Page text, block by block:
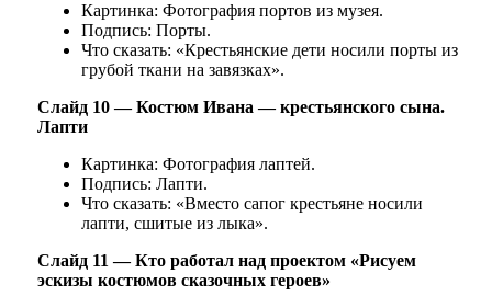
Картинка: Фотография портов из музея.
Подпись: Порты.
Что сказать: «Крестьянские дети носили порты из
грубой ткани на завязках».
Слайд 10 — Костюм Ивана — крестьянского сына.
Лапти
Картинка: Фотография лаптей.
Подпись: Лапти.
Что сказать: «Вместо сапог крестьяне носили
лапти, сшитые из лыка».
Слайд 11 — Кто работал над проектом «Рисуем
эскизы костюмов сказочных героев»